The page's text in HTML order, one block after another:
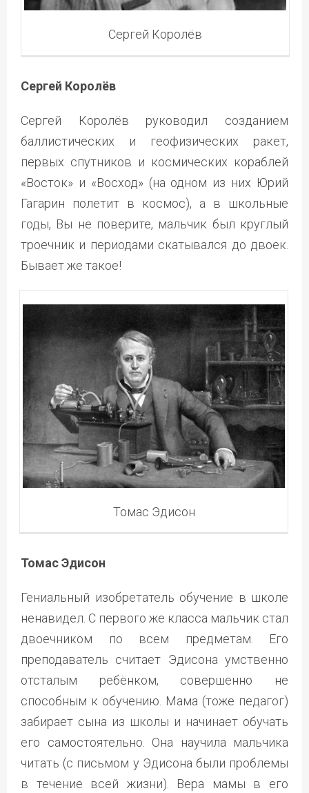
Сергей Королёв
Сергей Королёв
Сергей Королёв руководил созданием
баллистических и геофизических ракет,
первых спутников и космических кораблей
«Восток» и «Восход» (на одном из них Юрий
Гагарин полетит в космос), а в школьные
годы, Вы не поверите, мальчик был круглый
троечник и периодами скатывался до двоек.
Бывает же такое!
Томас Эдисон
Томас Эдисон
Гениальный изобретатель обучение в школе
ненавидел. С первого же класса мальчик стал
двоечником по всем предметам. Его
преподаватель считает Эдисона умственно
отсталым ребёнком, совершенно не
способным к обучению. Мама (тоже педагог)
забирает сына из школы и начинает обучать
его самостоятельно. Она научила мальчика
читать (с письмом у Эдисона были проблемы
в течение всей жизни). Вера мамы в его